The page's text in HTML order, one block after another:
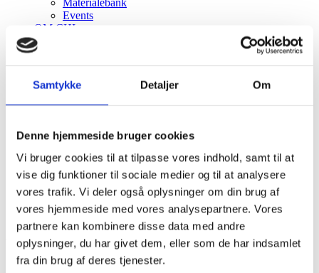
Samtykke Detaljer Om
Denne hjemmeside bruger cookies
Vi bruger cookies til at tilpasse vores indhold, samt til at
vise dig funktioner til sociale medier og til at analysere
vores trafik. Vi deler også oplysninger om din brug af
vores hjemmeside med vores analysepartnere. Vores
partnere kan kombinere disse data med andre
oplysninger, du har givet dem, eller som de har indsamlet
fra din brug af deres tjenester.
Materialebank
Events
OM CHI
Menu
Menu
Aarhus Universitetshospital
SorteringStandard